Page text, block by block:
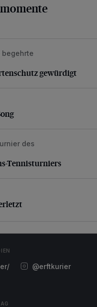
gewürdigt
begehrte
gewürdigt
Tennisturniers
des
Tennisturniers
@erftkurier